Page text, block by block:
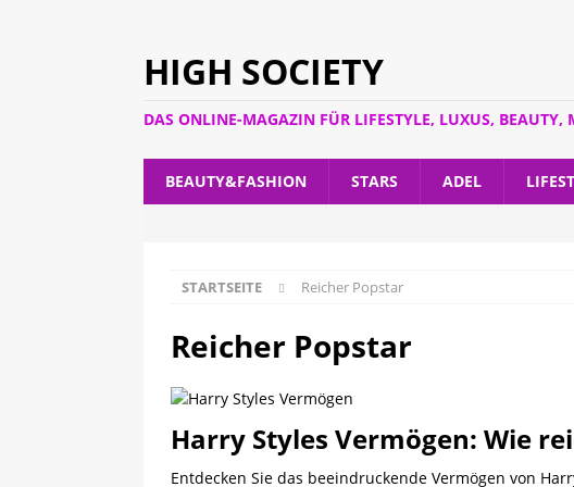
HIGH SOCIETY
DAS ONLINE-MAGAZIN FÜR LIFESTYLE, LUXUS, BEAUTY,
BEAUTY&FASHION STARS ADEL
STARTSEITE Reicher Popstar
Reicher Popstar
Harry Styles Vermögen: Wie
Entdecken Sie das beeindruckende Vermögen von